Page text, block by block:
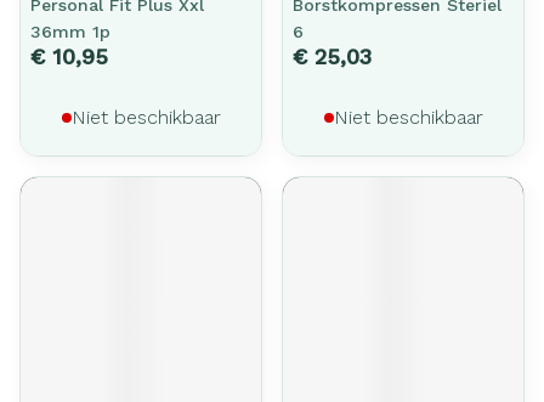
Personal Fit Plus Xxl
36mm 1p
€ 10,95
Niet beschikbaar
Borstkompressen Steriel
6
€ 25,03
Niet beschikbaar